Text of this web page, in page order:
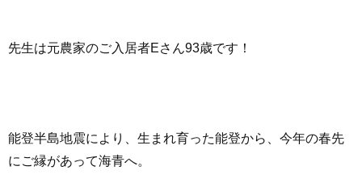
先生は元農家のご入居者Eさん93歳です！
能登半島地震により、生まれ育った能登から、今年の春先
にご縁があって海青へ。